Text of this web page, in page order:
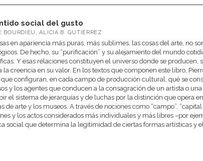
social del gusto
BOURDIEU, ALICIA B. GUTIÉRREZ
en apariencia más puras, más sublimes, las cosas del arte, no
De hecho, su “purificación” y su alejamiento del mundo
Y esas relaciones constituyen el universo donde se producen,
la creencia en su valor. En los textos que componen este libro,
configuran, en cada campo de producción cultural, qué se
y los agentes que conducen a la consagración de un artista o
el sistema de jerarquías y de luchas por la distinción que opera
de arte y los museos. A través de nociones como “campo”,
y los actos considerados más individuales y más libres –por
social que determina la legitimidad de ciertas formas artísticas y el